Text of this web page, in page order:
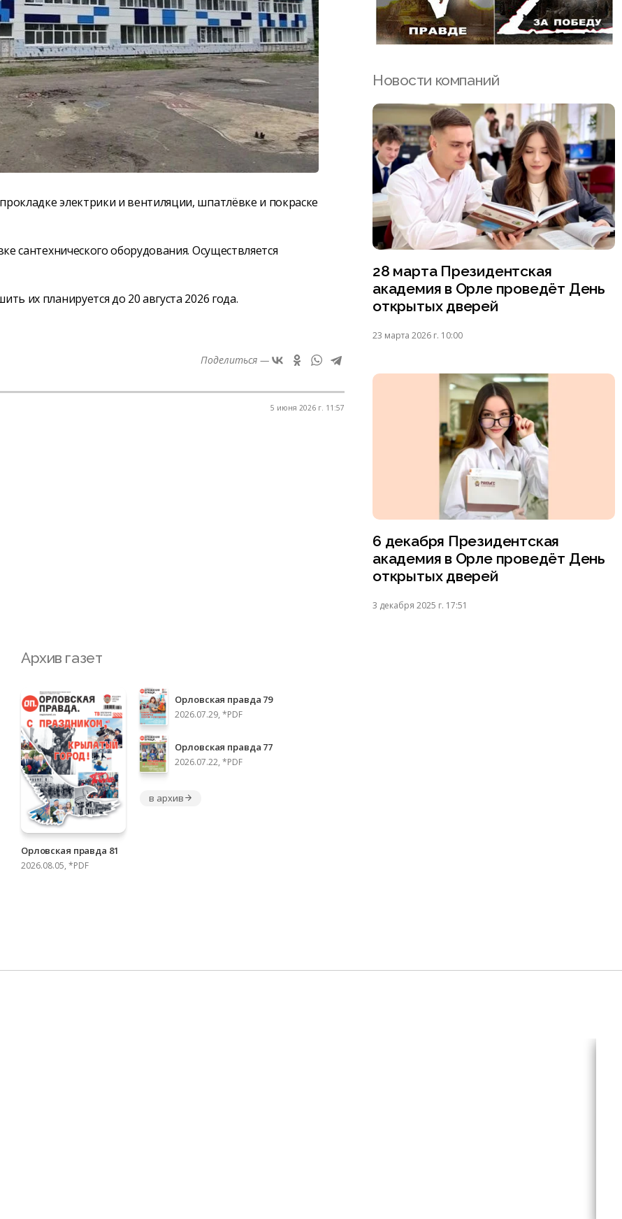
электрики и вентиляции, шпатлёвке и покраске
сантехнического оборудования. Осуществляется
их планируется до 20 августа 2026 года.
Поделиться —
5 июня 2026 г. 11:57
Новости компаний
28 марта Президентская
академия в Орле проведёт День
открытых дверей
23 марта 2026 г. 10:00
6 декабря Президентская
академия в Орле проведёт День
открытых дверей
3 декабря 2025 г. 17:51
Архив газет
Орловская правда 81
2026.08.05, *PDF
Орловская правда 79
2026.07.29, *PDF
Орловская правда 77
2026.07.22, *PDF
в архив